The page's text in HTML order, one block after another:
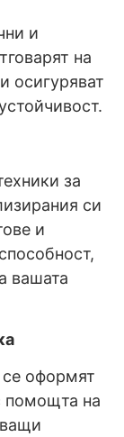
и
на
осигуряват
за
си
и
вашата
оформят
помощта на